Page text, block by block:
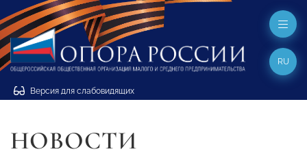
Версия для слабовидящих
RU
НОВОСТИ